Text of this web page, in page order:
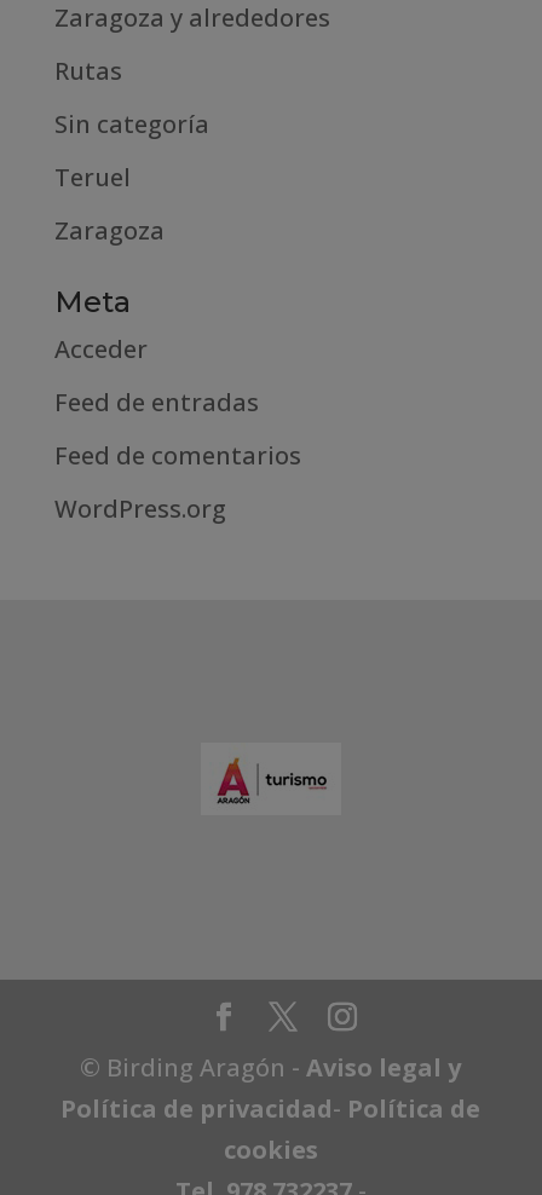
Zaragoza y alrededores
Rutas
Sin categoría
Teruel
Zaragoza
Meta
Acceder
Feed de entradas
Feed de comentarios
WordPress.org
© Birding Aragón -Aviso legal y
Política de privacidad- Política de
cookies